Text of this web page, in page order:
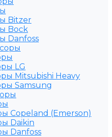
Bitzer
Bock
Danfoss
LG
Mitsubishi Heavy
Samsung
Copeland (Emerson)
Daikin
Danfoss